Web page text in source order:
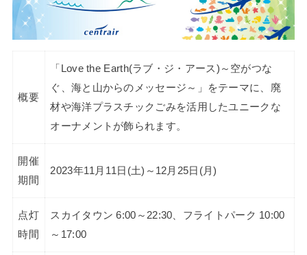
概要
「Love the Earth(ラブ・ジ・アース)～空がつな
ぐ、海と山からのメッセージ～」をテーマに、廃
材や海洋プラスチックごみを活用したユニークな
オーナメントが飾られます。
開催
期間
2023年11月11日(土)～12月25日(月)
点灯
時間
スカイタウン 6:00～22:30、フライトパーク 10:00
～17:00